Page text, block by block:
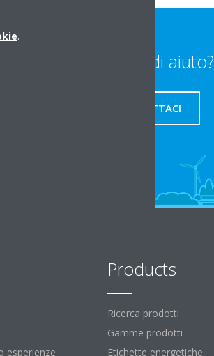
Bisogno di aiuto?
CONTATTACI
esperienze
Products
Ricerca prodotti
Gamme prodotti
Etichette energetiche
.